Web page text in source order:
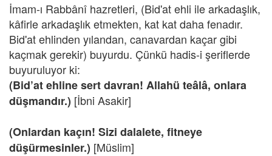
İmam-ı Rabbânî hazretleri, (Bid'at ehli ile arkadaşlık,
kâfirle arkadaşlık etmekten, kat kat daha fenadır.
Bid'at ehlinden yılandan, canavardan kaçar gibi
kaçmak gerekir) buyurdu. Çünkü hadis-i şeriflerde
buyuruluyor ki:
(Bid’at ehline sert davran! Allahü teâlâ, onlara
düşmandır.) [İbni Asakir]
(Onlardan kaçın! Sizi dalalete, fitneye
düşürmesinler.) [Müslim]